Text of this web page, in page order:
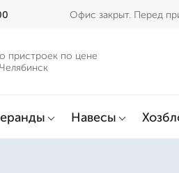
Офис закрыт. Перед
пристроек по цене
Навесы